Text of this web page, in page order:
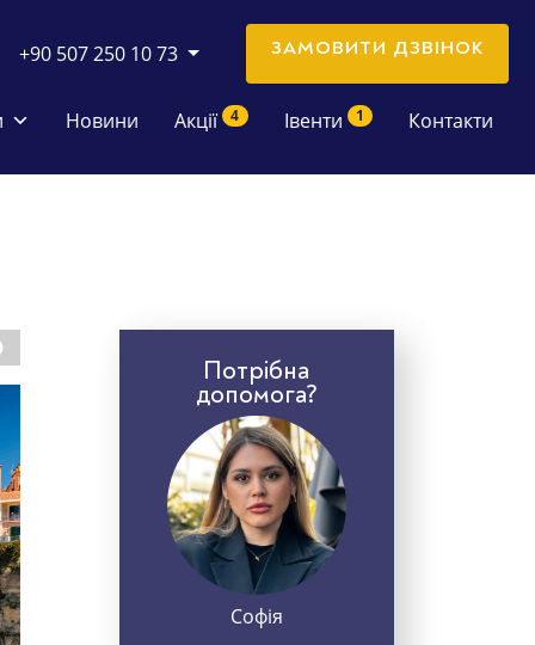
+90 507 250 10 73 ЗАМОВИТИ ДЗВІНОК
Новини Акції 4 Івенти 1 Контакти
Потрібна
допомога?
Софія